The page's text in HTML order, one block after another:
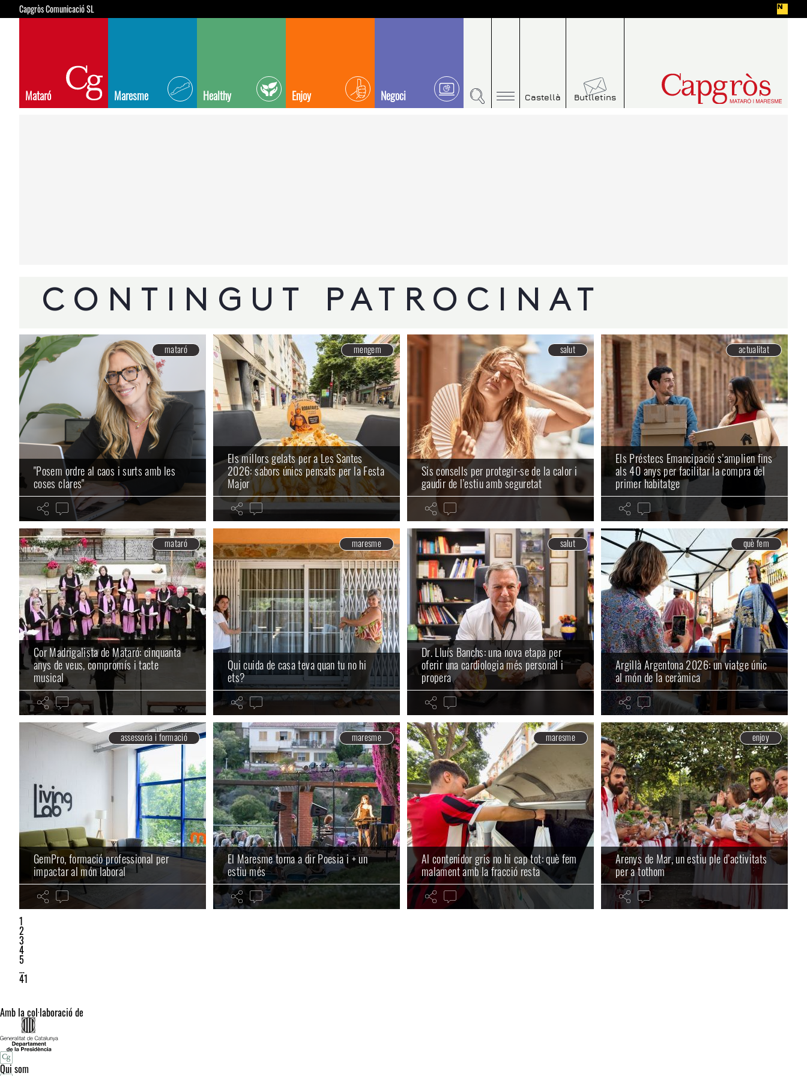
Capgròs Comunicació SL
Mataró Maresme Healthy Enjoy Negoci Castellà Butlletins
CONTINGUT PATROCINAT
mataró
"Posem ordre al caos i surts amb les
coses clares"
mengem
Els millors gelats per a Les Santes
2026: sabors únics pensats per la Festa
Major
salut
Sis consells per protegir-se de la calor i
gaudir de l’estiu amb seguretat
actualitat
Els Préstecs Emancipació s’amplien fins
als 40 anys per facilitar la compra del
primer habitatge
mataró
Cor Madrigalista de Mataró: cinquanta
anys de veus, compromís i tacte
musical
maresme
Qui cuida de casa teva quan tu no hi
ets?
salut
Dr. Lluís Banchs: una nova etapa per
oferir una cardiologia més personal i
propera
què fem
Argillà Argentona 2026: un viatge únic
al món de la ceràmica
assessoria i formació
GemPro, formació professional per
impactar al món laboral
maresme
El Maresme torna a dir Poesia i + un
estiu més
maresme
Al contenidor gris no hi cap tot: què fem
malament amb la fracció resta
enjoy
Arenys de Mar, un estiu ple d’activitats
per a tothom
1
2
3
4
5
…
41
Amb la col·laboració de
Qui som